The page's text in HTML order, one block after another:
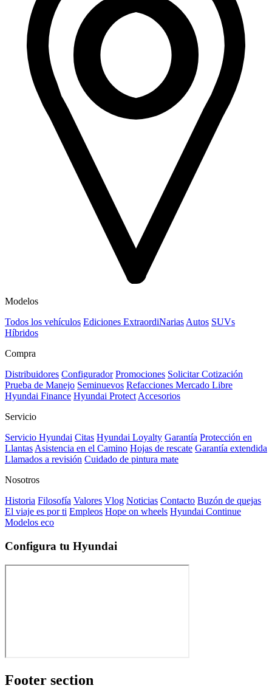
Modelos
Todos los vehículos Ediciones ExtraordiNarias Autos SUVs
Híbridos
Compra
Distribuidores Configurador Promociones Solicitar Cotización
Prueba de Manejo Seminuevos Refacciones Mercado Libre
Hyundai Finance Hyundai Protect Accesorios
Servicio
Servicio Hyundai Citas Hyundai Loyalty Garantía Protección en
Llantas Asistencia en el Camino Hojas de rescate Garantía extendida
Llamados a revisión Cuidado de pintura mate⁠
Nosotros
Historia Filosofía Valores Vlog Noticias Contacto Buzón de quejas
El viaje es por ti Empleos Hope on wheels Hyundai Continue
Modelos eco
Configura tu Hyundai
Footer section